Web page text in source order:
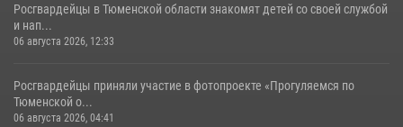
Росгвардейцы в Тюменской области знакомят детей со своей службой
и нап...
06 августа 2026, 12:33
Росгвардейцы приняли участие в фотопроекте «Прогуляемся по
Тюменской о...
06 августа 2026, 04:41